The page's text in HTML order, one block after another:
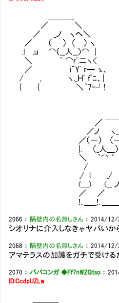
／ ＼
／ _ノ ヽへ＼ 『なので、
／ （ ―） （―） ヽ
.l .u ⌒（__人__）⌒ | 問題が
＼ ｀ ⌒r'.二ヽ<
／ ｉ＾Yﾞ r─ ゝ、 スタ
/ , ヽ._Ｈﾞ ｆﾞﾆ、|
{ { ＼｀7ｰ┘!
／ ￣￣
／ノ ヽ__ ＼ 『危険極
／（―） （―
|. （_人＿） u | ……
＼ ｀⌒ ´
/ ヽ 「女性が殺さ
./ l ,/ /
(＿) (__ ノ l サクガ
／ ／ ___ ,
!､＿__!､＿_＿＿
2066 ： 隔壁内の名無しさん ：2014/12/
シオリナに介入しなきゃヤバいか
2068 ： 隔壁内の名無しさん ：2014/12/
アマテラスの加護をガチで受け
2070 ： ババコンガ ◆Ff7nWZGtso ：
ID:CcdpUZLw